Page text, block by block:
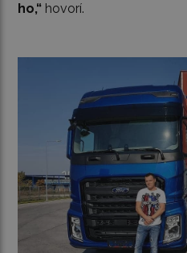
ho,“ hovorí.